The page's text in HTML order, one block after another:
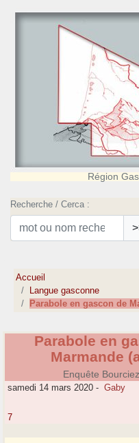
Région
Recherche / Cerca :
Accueil
Langue gasconne
Parabole en gascon de
Parabole en
Marmande
Enquête
samedi 14 mars 2020 - Gaby
7